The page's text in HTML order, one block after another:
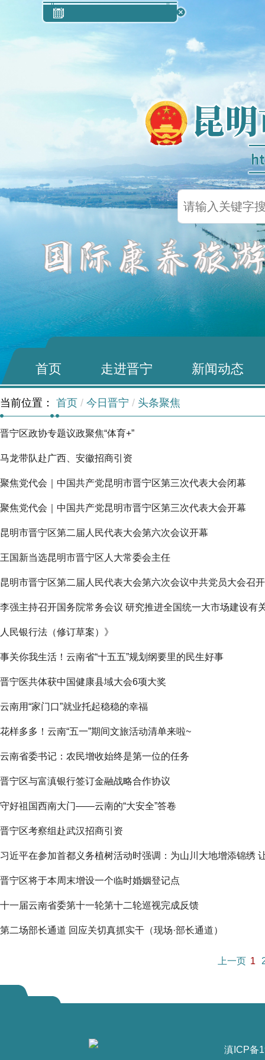
首页 走进晋宁 新闻动态
当前位置： 首页 / 今日晋宁 / 头条聚焦
晋宁区政协专题议政聚焦“体育+”
马龙带队赴广西、安徽招商引资
聚焦党代会｜中国共产党昆明市晋宁区第三次代表大会闭幕
聚焦党代会｜中国共产党昆明市晋宁区第三次代表大会开幕
昆明市晋宁区第二届人民代表大会第六次会议开幕
王国新当选昆明市晋宁区人大常委会主任
昆明市晋宁区第二届人民代表大会第六次会议中共党员大会召开
李强主持召开国务院常务会议 研究推进全国统一大市场建设有
人民银行法（修订草案）》
事关你我生活！云南省“十五五”规划纲要里的民生好事
晋宁医共体获中国健康县域大会6项大奖
云南用“家门口”就业托起稳稳的幸福
花样多多！云南“五一”期间文旅活动清单来啦~
云南省委书记：农民增收始终是第一位的任务
晋宁区与富滇银行签订金融战略合作协议
守好祖国西南大门——云南的“大安全”答卷
晋宁区考察组赴武汉招商引资
习近平在参加首都义务植树活动时强调：为山川大地增添锦绣
晋宁区将于本周末增设一个临时婚姻登记点
十一届云南省委第十一轮第十二轮巡视完成反馈
第二场部长通道 回应关切真抓实干（现场·部长通道）
上一页 1
滇ICP备